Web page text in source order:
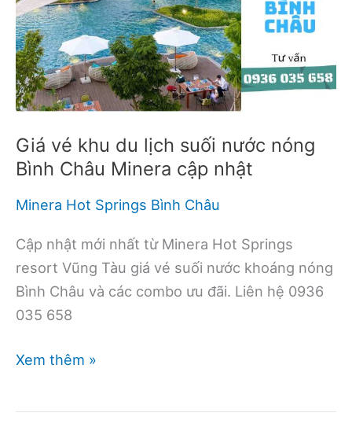
Paris,
Pháp
và
Châu
Âu
tín
Giá vé khu du lịch suối nước nóng
Bình Châu Minera cập nhật
Minera Hot Springs Bình Châu
Cập nhật mới nhất từ Minera Hot Springs
resort Vũng Tàu giá vé suối nước khoáng nóng
Bình Châu và các combo ưu đãi. Liên hệ 0936
035 658
Giá
Xem thêm »